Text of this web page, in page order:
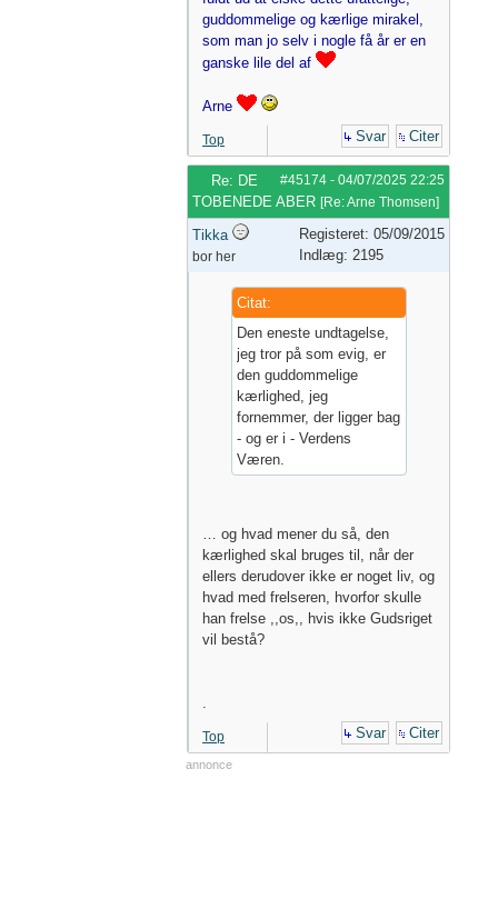
guddommelige og kærlige mirakel,
som man jo selv i nogle få år er en
ganske lile del af
Arne
Top Svar Citer
#45174 - 04/07/2025 22:25
Re: DE
TOBENEDE ABER [Re: Arne Thomsen]
Tikka
bor her
Registeret: 05/09/2015
Indlæg: 2195
Citat:
Den eneste undtagelse,
jeg tror på som evig, er
den guddommelige
kærlighed, jeg
fornemmer, der ligger bag
- og er i - Verdens
Væren.
… og hvad mener du så, den
kærlighed skal bruges til, når der
ellers derudover ikke er noget liv, og
hvad med frelseren, hvorfor skulle
han frelse ,,os,, hvis ikke Gudsriget
vil bestå?
.
Top Svar Citer
annonce